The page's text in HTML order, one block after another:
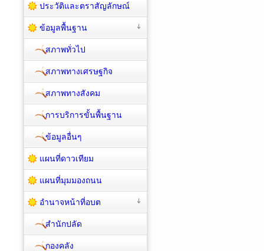
ประวัติและตราสัญลักษณ์
ข้อมูลพื้นฐาน
สภาพทั่วไป
สภาพทางเศรษฐกิจ
สภาพทางสังคม
การบริการขั้นพื้นฐาน
ข้อมูลอื่นๆ
แผนที่ดาวเทียม
แผนที่มุมมองถนน
อำนาจหน้าที่อบต
สำนักปลัด
กองคลัง